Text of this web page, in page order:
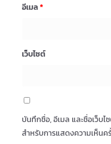
อีเมล*
เว็บไซต์
บันทึกชื่อ, อีเมล และชื่อเว็บไ
สำหรับการแสดงความเห็นค